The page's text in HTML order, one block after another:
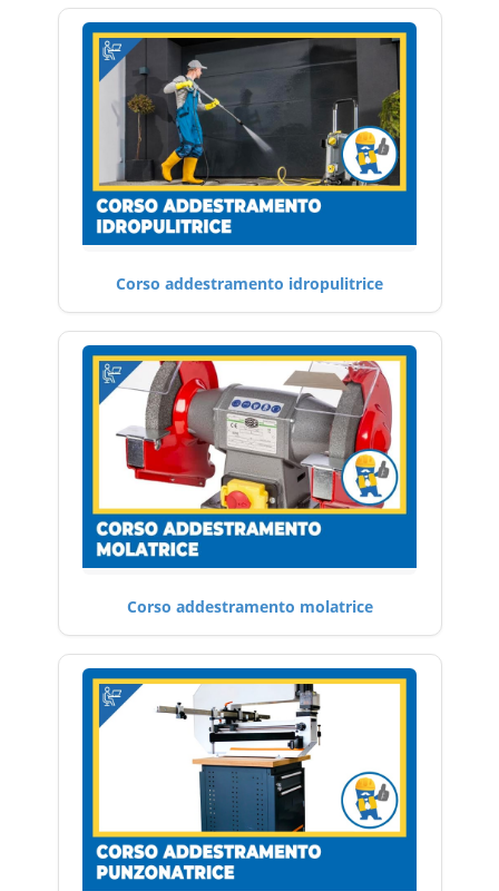
Corso addestramento idropulitrice
Corso addestramento molatrice